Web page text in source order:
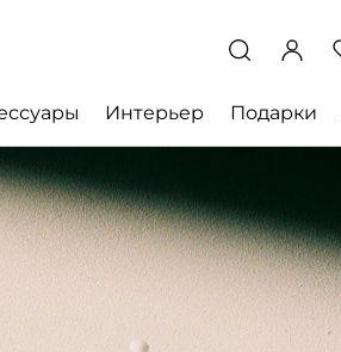
Интерьер Подарки